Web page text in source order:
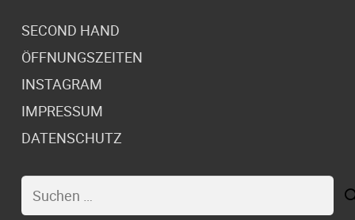
SECOND HAND
ÖFFNUNGSZEITEN
INSTAGRAM
IMPRESSUM
DATENSCHUTZ
Suchen
nach: